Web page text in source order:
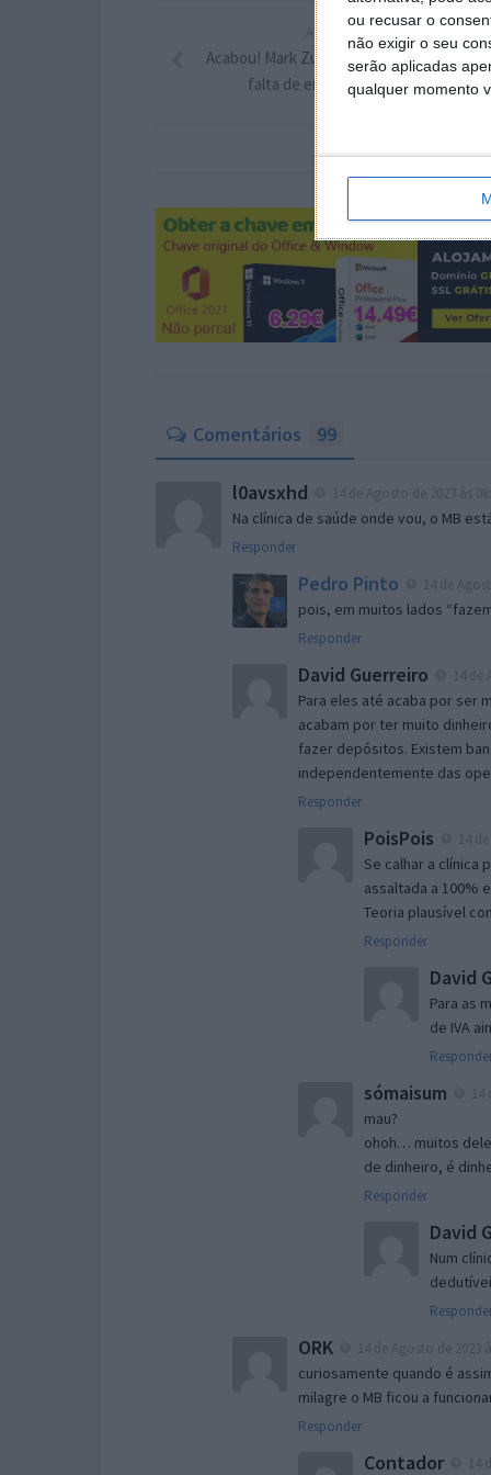
ou recusar o
não exigir o seu
serão aplicadas
qualquer momento
ARTIGO ANTERIOR
Acabou! Mark Zuckerberg acusa Elon Musk
falta de empenho e cancela a luta
Comentários 99
l0avsxhd
Na clínica de saúde onde vou, o MB
Responder
Pedro Pinto
pois, em muitos lados
Responder
David Guerreiro
Para eles até acaba por ser
acabam por ter muito
fazer depósitos. Existem
independentemente das
Responder
PoisPois
Se calhar a
assaltada a 100%
Teoria plausível
Responder
David
Para as
de IVA
sómaisum
mau?
ohoh… muitos
de dinheiro, é
Responder
David
Num
ORK
curiosamente quando é
milagre o MB ficou a
Responder
Contador